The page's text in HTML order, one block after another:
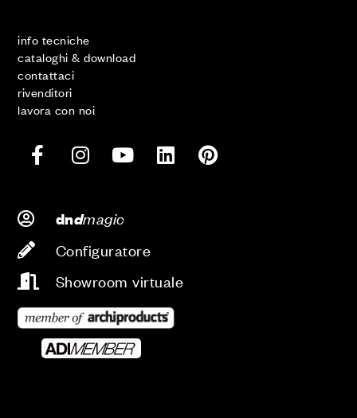
info tecniche
cataloghi & download
contattaci
rivenditori
lavora con noi
dndmagic
Configuratore
Showroom virtuale